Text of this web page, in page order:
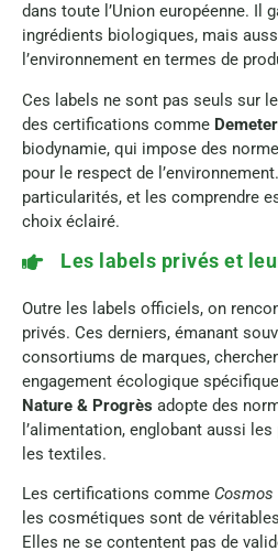
dans toute l’Union européenne. Il
ingrédients biologiques, mais
l’environnement en termes de
Ces labels ne sont pas seuls sur
des certifications comme Demeter
biodynamie, qui impose des
pour le respect de
particularités, et les comprendre
choix éclairé.
Les labels privés et
Outre les labels officiels, on
privés. Ces derniers, émanant
consortiums de marques,
engagement écologique
Nature & Progrès adopte des
l’alimentation, englobant aussi
les textiles.
Les certifications comme
les cosmétiques sont de
Elles ne se contentent pas de